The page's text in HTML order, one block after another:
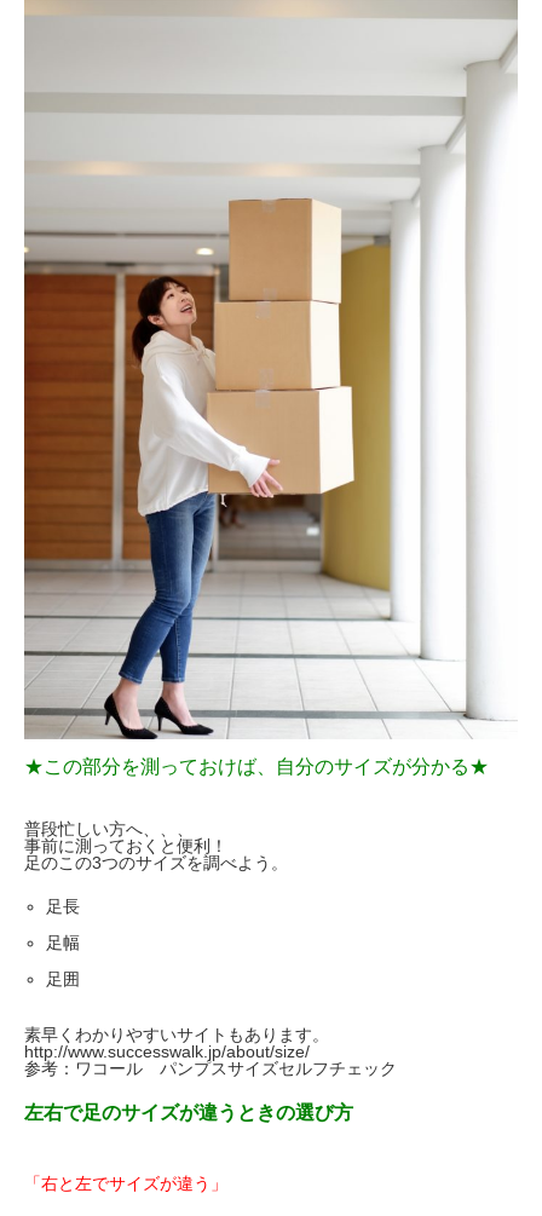
★この部分を測っておけば、自分のサイズが分かる★
普段忙しい方へ、、、
事前に測っておくと便利！
足のこの3つのサイズを調べよう。
足長
足幅
足囲
素早くわかりやすいサイトもあります。
http://www.successwalk.jp/about/size/
参考：ワコール パンプスサイズセルフチェック
左右で足のサイズが違うときの選び方
「右と左でサイズが違う」